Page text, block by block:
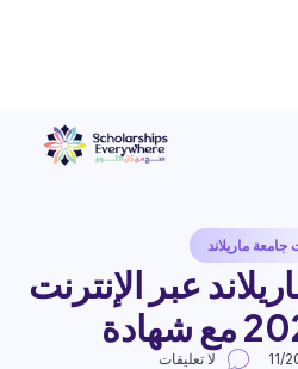
جامعة ماريلاند
عبر الإنترنت
11/ لا تعليقات